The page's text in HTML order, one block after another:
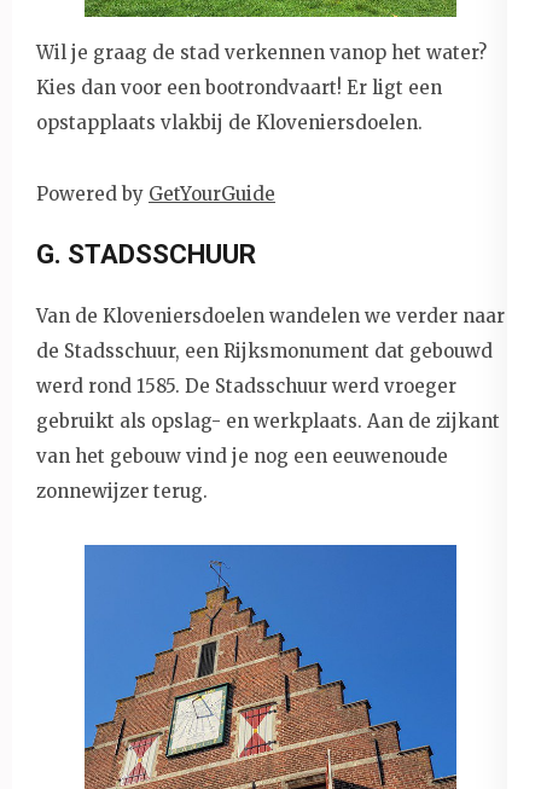
Wil je graag de stad verkennen vanop het water?
Kies dan voor een bootrondvaart! Er ligt een
opstapplaats vlakbij de Kloveniersdoelen.
Powered by GetYourGuide
G. STADSSCHUUR
Van de Kloveniersdoelen wandelen we verder naar
de Stadsschuur, een Rijksmonument dat gebouwd
werd rond 1585. De Stadsschuur werd vroeger
gebruikt als opslag- en werkplaats. Aan de zijkant
van het gebouw vind je nog een eeuwenoude
zonnewijzer terug.